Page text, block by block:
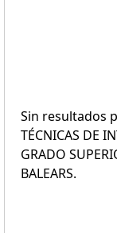
Sin resultados
TÉCNICAS DE
GRADO
BALEARS.